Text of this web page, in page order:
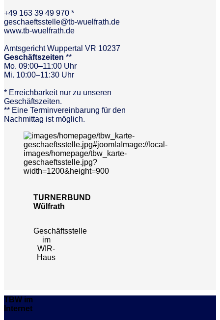
+49 163 39 49 970 *
geschaeftsstelle@tb-wuelfrath.de
www.tb-wuelfrath.de
Amtsgericht Wuppertal VR 10237
Geschäftszeiten **
Mo. 09:00–11:00 Uhr
Mi. 10:00–11:30 Uhr
* Erreichbarkeit nur zu unseren
Geschäftszeiten.
** Eine Terminvereinbarung für den
Nachmittag ist möglich.
TURNERBUND
Wülfrath
Geschäftsstelle
im
WIR-
Haus
TBW im
Internet